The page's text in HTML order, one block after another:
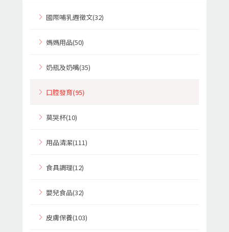
國際哺乳週徵文(32)
媽媽用品(50)
奶瓶及奶嘴(35)
口腔發育(95)
莫哭杯(10)
用品清潔(111)
食具調理(12)
嬰兒食品(32)
皮膚保養(103)